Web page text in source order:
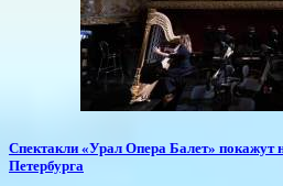
Спектакли «Урал Опера Балет» покажут
Петербурга